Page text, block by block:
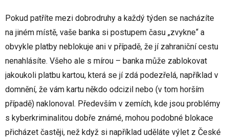
Pokud patříte mezi dobrodruhy a každý týden se nacházíte
na jiném místě, vaše banka si postupem času „zvykne“ a
obvykle platby neblokuje ani v případě, že jí zahraniční cestu
nenahlásíte. Všeho ale s mírou – banka může zablokovat
jakoukoli platbu kartou, která se jí zdá podezřelá, například v
domnění, že vám kartu někdo odcizil nebo (v tom horším
případě) naklonoval. Především v zemích, kde jsou problémy
s kyberkriminalitou dobře známé, mohou podobné blokace
přicházet častěji, než když si například uděláte výlet z České